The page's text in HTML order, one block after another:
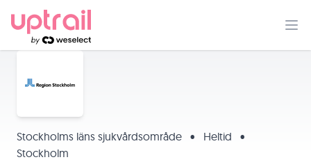
Stockholms läns sjukvårdsområde • Heltid
•
Stockholm